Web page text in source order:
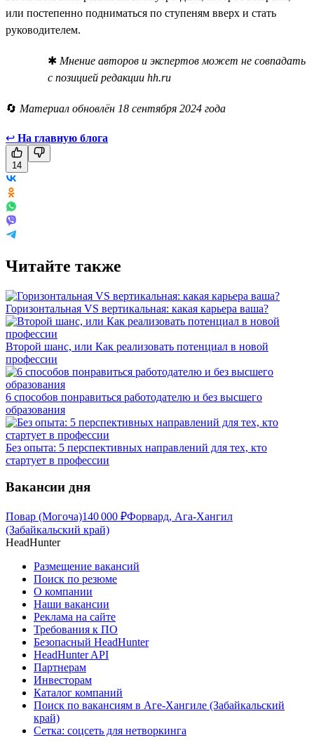
или постепенно подниматься по ступеням вверх и стать
руководителем.
✱ Мнение авторов и экспертов может не совпадать
с позицией редакции hh.ru
🔄 Материал обновлён 18 сентября 2024 года
↩ На главную блога
14
Читайте также
Горизонтальная VS вертикальная: какая карьера ваша?
Второй шанс, или Как реализовать потенциал в новой
профессии
6 способов понравиться работодателю и без высшего
образования
Без опыта: 5 перспективных направлений для тех, кто
стартует в профессии
Вакансии дня
Повар (Могоча)140 000 ₽Форвард, Ага-Хангил
(Забайкальский край)
HeadHunter
Размещение вакансий
Поиск по резюме
О компании
Наши вакансии
Реклама на сайте
Требования к ПО
Безопасный HeadHunter
HeadHunter API
Партнерам
Инвесторам
Каталог компаний
Поиск по вакансиям в Аге-Хангиле (Забайкальский
край)
Сетка: соцсеть для нетворкинга